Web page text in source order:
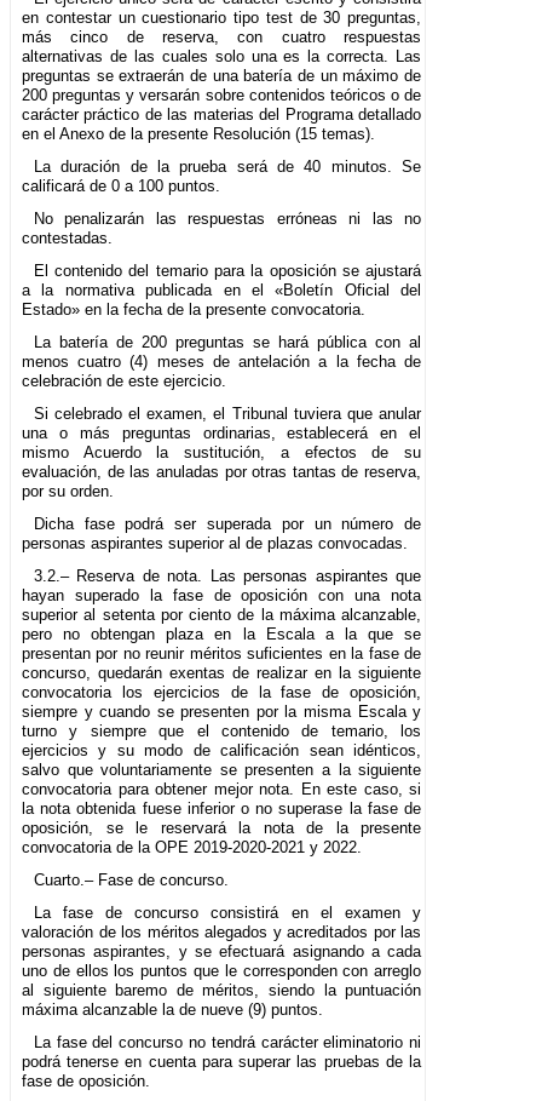
en contestar un cuestionario tipo test de 30 preguntas,
más cinco de reserva, con cuatro respuestas
alternativas de las cuales solo una es la correcta. Las
preguntas se extraerán de una batería de un máximo de
200 preguntas y versarán sobre contenidos teóricos o de
carácter práctico de las materias del Programa detallado
en el Anexo de la presente Resolución (15 temas).
La duración de la prueba será de 40 minutos. Se
calificará de 0 a 100 puntos.
No penalizarán las respuestas erróneas ni las no
contestadas.
El contenido del temario para la oposición se ajustará
a la normativa publicada en el «Boletín Oficial del
Estado» en la fecha de la presente convocatoria.
La batería de 200 preguntas se hará pública con al
menos cuatro (4) meses de antelación a la fecha de
celebración de este ejercicio.
Si celebrado el examen, el Tribunal tuviera que anular
una o más preguntas ordinarias, establecerá en el
mismo Acuerdo la sustitución, a efectos de su
evaluación, de las anuladas por otras tantas de reserva,
por su orden.
Dicha fase podrá ser superada por un número de
personas aspirantes superior al de plazas convocadas.
3.2.– Reserva de nota. Las personas aspirantes que
hayan superado la fase de oposición con una nota
superior al setenta por ciento de la máxima alcanzable,
pero no obtengan plaza en la Escala a la que se
presentan por no reunir méritos suficientes en la fase de
concurso, quedarán exentas de realizar en la siguiente
convocatoria los ejercicios de la fase de oposición,
siempre y cuando se presenten por la misma Escala y
turno y siempre que el contenido de temario, los
ejercicios y su modo de calificación sean idénticos,
salvo que voluntariamente se presenten a la siguiente
convocatoria para obtener mejor nota. En este caso, si
la nota obtenida fuese inferior o no superase la fase de
oposición, se le reservará la nota de la presente
convocatoria de la OPE 2019-2020-2021 y 2022.
Cuarto.– Fase de concurso.
La fase de concurso consistirá en el examen y
valoración de los méritos alegados y acreditados por las
personas aspirantes, y se efectuará asignando a cada
uno de ellos los puntos que le corresponden con arreglo
al siguiente baremo de méritos, siendo la puntuación
máxima alcanzable la de nueve (9) puntos.
La fase del concurso no tendrá carácter eliminatorio ni
podrá tenerse en cuenta para superar las pruebas de la
fase de oposición.